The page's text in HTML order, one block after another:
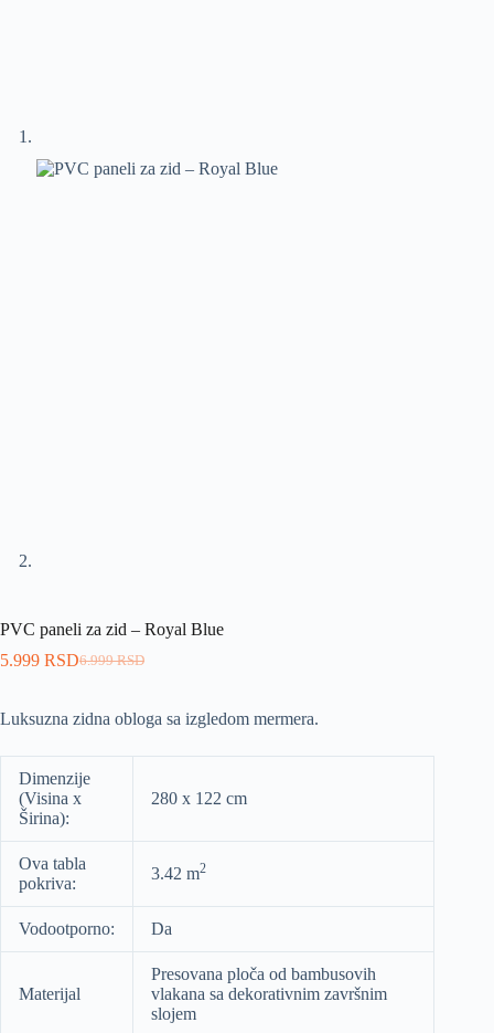
PVC paneli za zid – Royal Blue
6.999RSD
5.999 RSD
Luksuzna zidna obloga sa izgledom mermera.
Dimenzije
(Visina x
Širina):
280 x 122 cm
Ova tabla
pokriva:
3.42 m2
Vodootporno: Da
Materijal
Presovana ploča od bambusovih
vlakana sa dekorativnim završnim
slojem